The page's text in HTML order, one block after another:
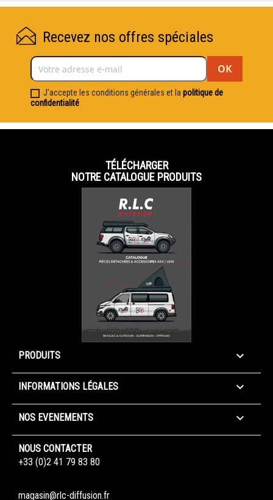
Recevez nos offres spéciales
J'accepte les conditions générales et la politique de
confidentialité
TÉLÉCHARGER
NOTRE CATALOGUE PRODUITS
PRODUITS 
INFORMATIONS LÉGALES 
NOS EVENEMENTS 
NOUS CONTACTER
+33 (0)2 41 79 83 80
magasin@rlc-diffusion.fr